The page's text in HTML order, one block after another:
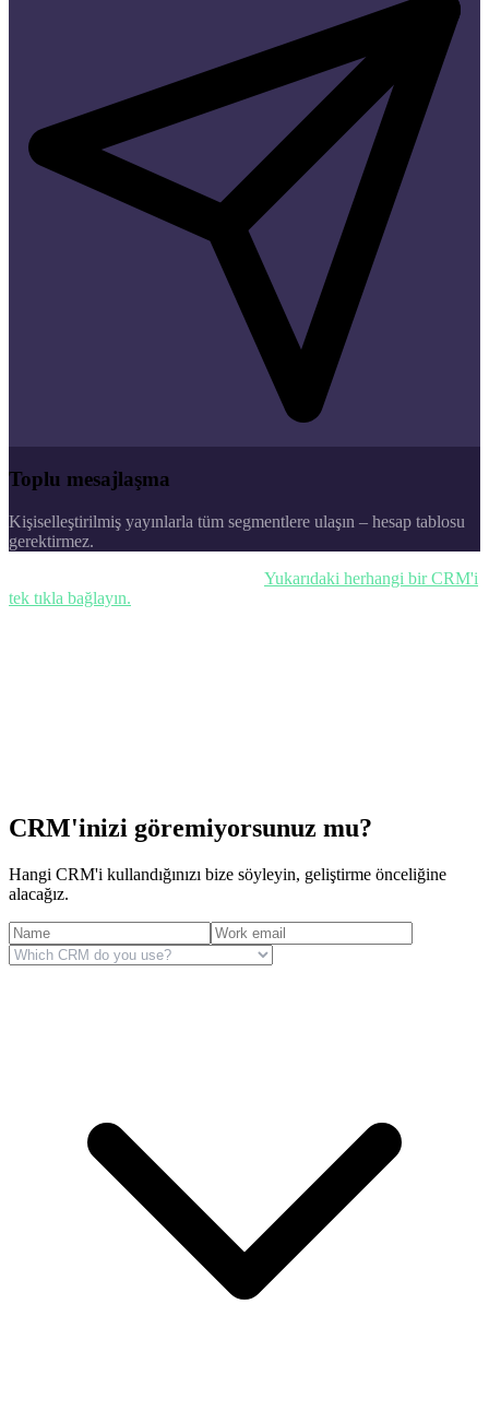
Toplu mesajlaşma
Kişiselleştirilmiş yayınlarla tüm segmentlere ulaşın – hesap tablosu
gerektirmez.
Yukarıdaki herhangi bir CRM'i
tek tıkla bağlayın.
CRM'inizi göremiyorsunuz mu?
Hangi CRM'i kullandığınızı bize söyleyin, geliştirme önceliğine
alacağız.